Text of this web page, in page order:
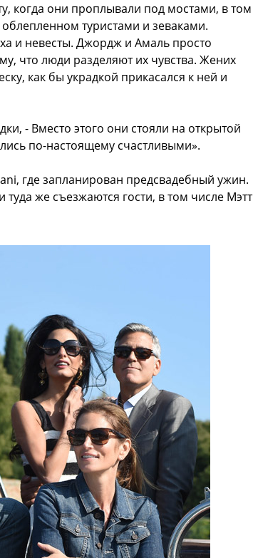
когда они проплывали под мостами, в том
туристами и зеваками.
и невесты. Джордж и Амаль просто
что люди разделяют их чувства. Жених
как бы украдкой прикасался к ней и
- Вместо этого они стояли на открытой
по-настоящему счастливыми».
где запланирован предсвадебный ужин.
же съезжаются гости, в том числе Мэтт